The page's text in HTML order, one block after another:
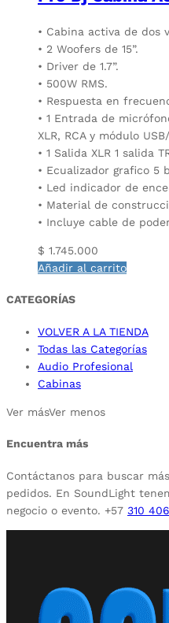
• Cabina activa de dos
• 2 Woofers de 15”.
• Driver de 1.7”.
• 500W RMS.
• Respuesta en
• 1 Entrada de
XLR, RCA y módulo
• 1 Salida XLR 1 salida
• Ecualizador grafico 5
• Led indicador de
• Material de
• Incluye cable de
$ 1.745.000
Añadir al carrito
CATEGORÍAS
VOLVER A LA TIENDA
Todas las Categorías
Audio Profesional
Cabinas
Ver másVer menos
Encuentra más
Contáctanos para buscar
pedidos. En SoundLight
negocio o evento. +57 310